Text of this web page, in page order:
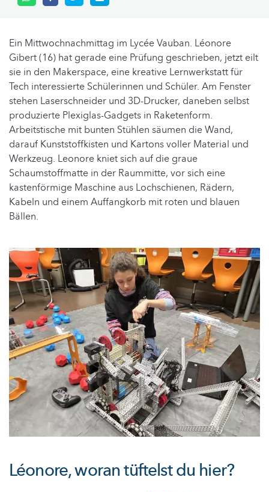
Ein Mittwochnachmittag im Lycée Vauban. Léonore
Gibert (16) hat gerade eine Prüfung geschrieben, jetzt eilt
sie in den Makerspace, eine kreative Lernwerkstatt für
Tech interessierte Schülerinnen und Schüler. Am Fenster
stehen Laserschneider und 3D-Drucker, daneben selbst
produzierte Plexiglas-Gadgets in Raketenform.
Arbeitstische mit bunten Stühlen säumen die Wand,
darauf Kunststoffkisten und Kartons voller Material und
Werkzeug. Leonore kniet sich auf die graue
Schaumstoffmatte in der Raummitte, vor sich eine
kastenförmige Maschine aus Lochschienen, Rädern,
Kabeln und einem Auffangkorb mit roten und blauen
Bällen.
Léonore, woran tüftelst du hier?